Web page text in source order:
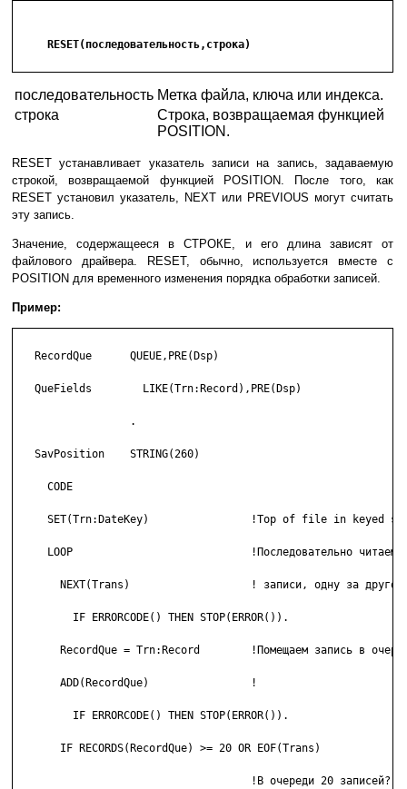
     RESET(последовательность,строка)
последовательность Метка файла, ключа или индекса.
строка
Строка, возвращаемая функцией
POSITION.
RESET устанавливает указатель записи на запись, задаваемую
строкой, возвращаемой функцией POSITION. После того, как
RESET установил указатель, NEXT или PREVIOUS могут считать
эту запись.
Значение, содержащееся в СТРОКЕ, и его длина зависят от
файлового драйвера. RESET, обычно, используется вместе с
POSITION для временного изменения порядка обработки записей.
Пример:
   RecordQue      QUEUE,PRE(Dsp)
   QueFields        LIKE(Trn:Record),PRE(Dsp)
                  .
   SavPosition    STRING(260)
     CODE
SET(Trn:DateKey)                !Top of file in keyed
     LOOP                            !Последовательно читаем
       NEXT(Trans)                   ! записи, одну за другой
         IF ERRORCODE() THEN STOP(ERROR()).
RecordQue = Trn:Record        !Помещаем запись в
       ADD(RecordQue)                !
         IF ERRORCODE() THEN STOP(ERROR()).
       IF RECORDS(RecordQue) >= 20 OR EOF(Trans)
                                     !В очереди 20 записей?